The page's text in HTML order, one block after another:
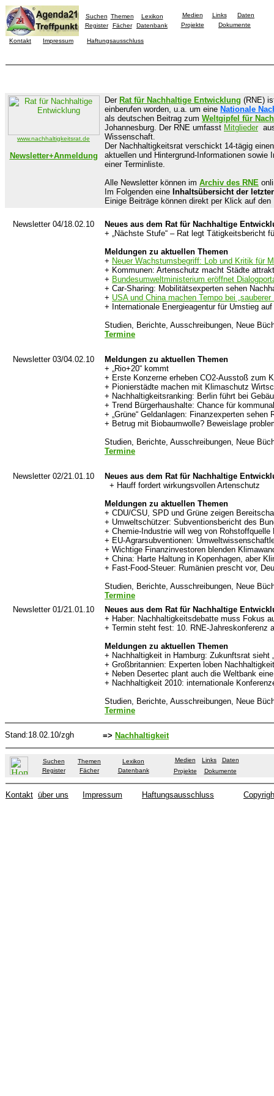
Suchen Themen
Lexikon
Register
Fächer Datenbank
Medien Links
Daten
Projekte
Dokumente
Kontakt Impressum Haftungsausschluss
www.nachhaltigkeitsrat.de
Newsletter+Anmeldung
Der Rat für Nachhaltige Entwicklung (RNE)
einberufen worden, u.a. um eine Nationale
als deutschen Beitrag zum Weltgipfel für
Johannesburg. Der RNE umfasst Mitgliederaus
Wissenschaft.
Der Nachhaltigkeitsrat verschickt 14-tägig
aktuellen und Hintergrund-Informationen sowie
einer Terminliste.
Alle Newsletter können im Archiv des RNE
Im Folgenden eine Inhaltsübersicht der
Einige Beiträge können direkt per Klick auf
Newsletter 04/18.02.10
Neues aus dem Rat für Nachhaltige
+ „Nächste Stufe“ – Rat legt Tätigkeitsbericht
Meldungen zu aktuellen Themen
+ Neuer Wachstumsbegriff: Lob und Kritik für
+ Kommunen: Artenschutz macht Städte
+ Bundesumweltministerium eröffnet
+ Car-Sharing: Mobilitätsexperten sehen
+ USA und China machen Tempo bei
+ Internationale Energieagentur für Umstieg
Studien, Berichte, Ausschreibungen, Neue
Termine
Newsletter 03/04.02.10
Meldungen zu aktuellen Themen
+ „Rio+20“ kommt
+ Erste Konzerne erheben CO2-Ausstoß zum
+ Pionierstädte machen mit Klimaschutz
+ Nachhaltigkeitsranking: Berlin führt bei
+ Trend Bürgerhaushalte: Chance für
+ „Grüne“ Geldanlagen: Finanzexperten sehen
+ Betrug mit Biobaumwolle? Beweislage
Studien, Berichte, Ausschreibungen, Neue
Termine
Newsletter 02/21.01.10
Neues aus dem Rat für Nachhaltige
+ Hauff fordert wirkungsvollen Artenschutz
Meldungen zu aktuellen Themen
+ CDU/CSU, SPD und Grüne zeigen
+ Umweltschützer: Subventionsbericht des
+ Chemie-Industrie will weg von Rohstoffquelle
+ EU-Agrarsubventionen:
+ Wichtige Finanzinvestoren blenden
+ China: Harte Haltung in Kopenhagen, aber
+ Fast-Food-Steuer: Rumänien prescht vor,
Studien, Berichte, Ausschreibungen, Neue
Termine
Newsletter 01/21.01.10
Neues aus dem Rat für Nachhaltige
+ Haber: Nachhaltigkeitsdebatte muss Fokus
+ Termin steht fest: 10. RNE-Jahreskonferenz
Meldungen zu aktuellen Themen
+ Nachhaltigkeit in Hamburg: Zukunftsrat sieht
+ Großbritannien: Experten loben
+ Neben Desertec plant auch die Weltbank
+ Nachhaltigkeit 2010: internationale
Studien, Berichte, Ausschreibungen, Neue
Termine
Stand:18.02.10/zgh => Nachhaltigkeit
Suchen Themen
Lexikon
Register
Fächer Datenbank
Medien Links
Daten
Projekte
Dokumente
Kontakt über uns Impressum Haftungsausschluss